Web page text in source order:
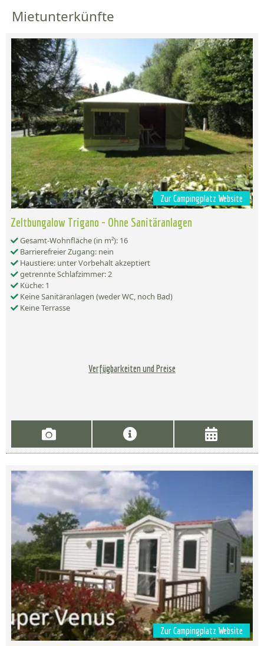
Mietunterkünfte
Zur Campingplatz Website
Zeltbungalow Trigano - Ohne Sanitäranlagen
Gesamt-Wohnfläche (in m²): 16
Barrierefreier Zugang: nein
Haustiere: unter Vorbehalt akzeptiert
getrennte Schlafzimmer: 2
Küche: 1
Keine Sanitäranlagen (weder WC, noch Bad)
Keine Terrasse
Verfügbarkeiten und Preise
Zur Campingplatz Website